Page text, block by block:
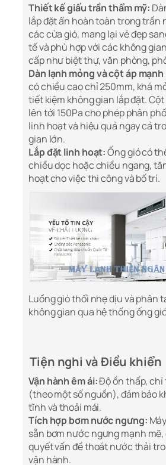
Thiết kế giấu trần thẩm mỹ:
lắp đặt ẩn hoàn toàn trong trần
các cửa gió, mang lại vẻ đẹp
tế và phù hợp với các không
cấp như biệt thự, văn phòng,
Dàn lạnh mỏng và cột áp mạnh
có chiều cao chỉ 250mm, khá
tiết kiệm không gian lắp đặt.
lên tới 150Pa cho phép phân
linh hoạt và hiệu quả ngay cả
gian lớn.
Lắp đặt linh hoạt:Ống gió có
chiều dọc hoặc chiều ngang,
hoạt cho việc thi công và bố trí.
Luồng gió thổi nhẹ dịu và phân
không gian qua hệ thống ống
Tiện nghi và Điều khiển
Vận hành êm ái:Độ ồn thấp, chỉ
(theo một số nguồn), đảm bảo
tĩnh và thoải mái.
Tích hợp bơm nước ngưng:
sẵn bơm nước ngưng mạnh mẽ,
quyết vấn đề thoát nước thải
vận hành.